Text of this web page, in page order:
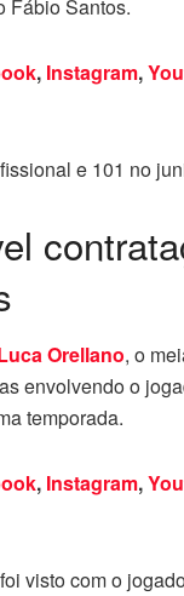
Fábio Santos.
, Instagram,
e 101 no
Orellano, o
envolvendo o
temporada.
, Instagram,
visto com o